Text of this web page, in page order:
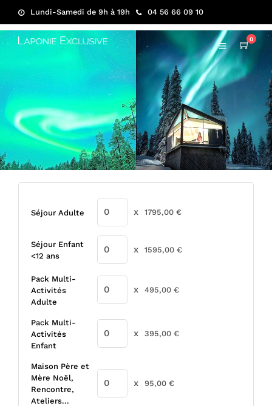
Lundi-Samedi de 9h à 19h 04 56 66 09 10
0
Séjour Adulte x 1795,00 €
Séjour Enfant
<12 ans
x 1595,00 €
Pack Multi-
Activités
Adulte
x 495,00 €
Pack Multi-
Activités
Enfant
x 395,00 €
Maison Père et
Mère Noël,
Rencontre,
Ateliers...
x 95,00 €